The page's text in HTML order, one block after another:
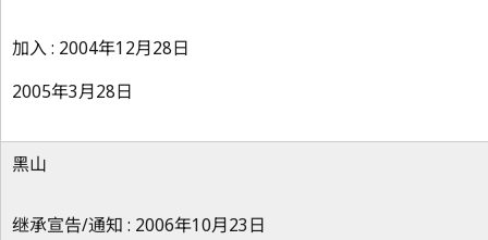
加入 : 2004年12月28日
2005年3月28日
黑山
继承宣告/通知 : 2006年10月23日